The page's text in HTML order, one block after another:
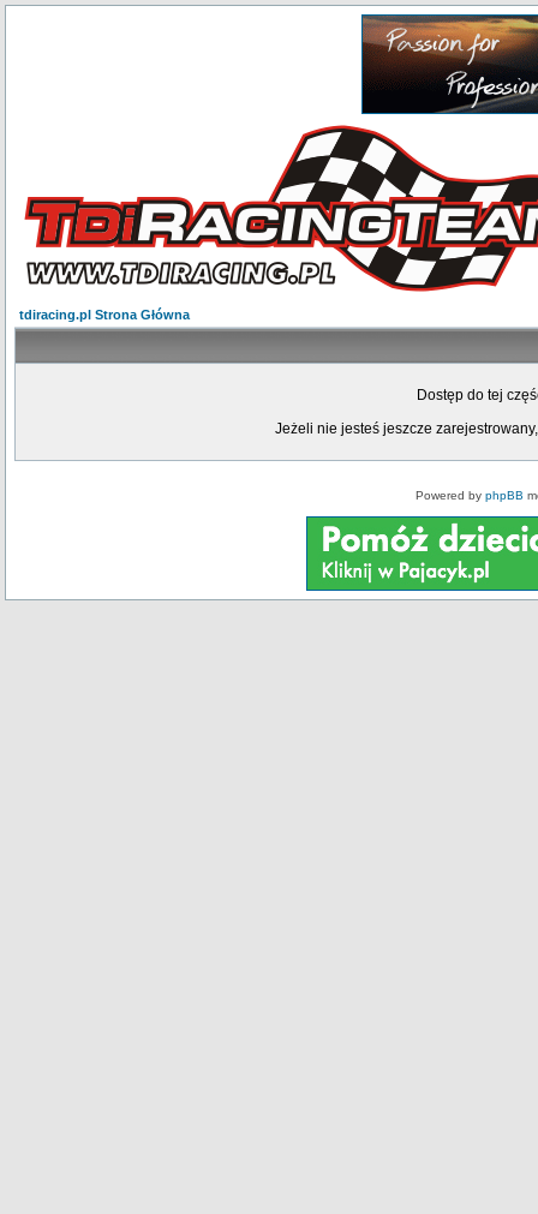
tdiracing.pl Strona Główna
Dostęp do tej
Jeżeli nie jesteś jeszcze
Powered by phpBB